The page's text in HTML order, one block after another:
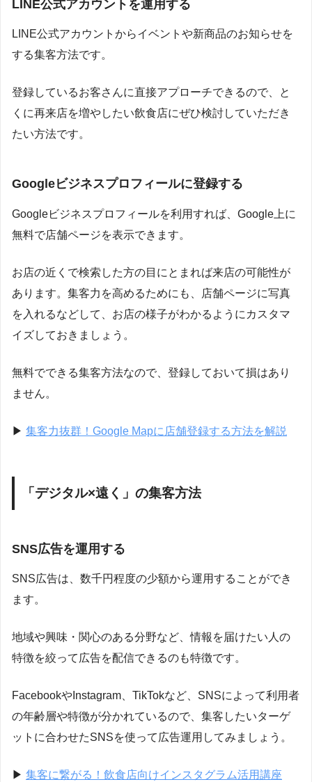
LINE公式アカウントを運用する
LINE公式アカウントからイベントや新商品のお知らせを
する集客方法です。
登録しているお客さんに直接アプローチできるので、と
くに再来店を増やしたい飲食店にぜひ検討していただき
たい方法です。
Googleビジネスプロフィールに登録する
Googleビジネスプロフィールを利用すれば、 Google 上に
無料で店舗ページを表示できます。
お店の近くで検索した方の目にとまれば来店の可能性が
あります。集客力を高めるためにも、店舗ページに写真
を入れるなどして、お店の様子がわかるようにカスタマ
イズしておきましょう。
無料でできる集客方法なので、登録しておいて損はあり
ません。
▶︎ 集客力抜群！Google Mapに店舗登録する方法を解説
「デジタル×遠く」の集客方法
SNS広告を運用する
SNS広告は、数千円程度の少額から運用することができ
ます。
地域や興味・関心のある分野など、情報を届けたい人の
特徴を絞って広告を配信できるのも特徴です。
Facebookや Instagram、TikTokなど、SNSによって利用者
の年齢層や特徴が分かれているので、集客したいターゲ
ットに合わせたSNSを使って広告運用してみましょう。
▶︎ 集客に繋がる！飲食店向けインスタグラム活用講座